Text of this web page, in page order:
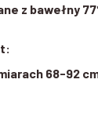
z bawełny
68-92